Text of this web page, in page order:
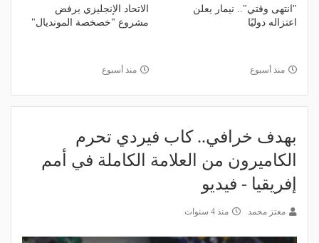
"انتهى وقتي".. نيمار يعلن
اعتزاله دوليًا
منذ أسبوع
الاتحاد الإنجليزي يرفض
مشروع "خصخصة المونديال"
منذ أسبوع
بهدف خرافي.. كاب فيردي تحرم
الكاميرون من العلامة الكاملة في أمم
إفريقيا - فيديو
معتز محمد منذ 4 سنوات